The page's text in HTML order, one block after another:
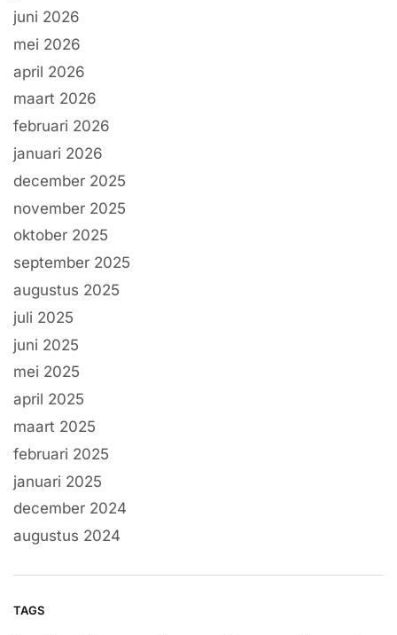
juni 2026
mei 2026
april 2026
maart 2026
februari 2026
januari 2026
december 2025
november 2025
oktober 2025
september 2025
augustus 2025
juli 2025
juni 2025
mei 2025
april 2025
maart 2025
februari 2025
januari 2025
december 2024
augustus 2024
TAGS